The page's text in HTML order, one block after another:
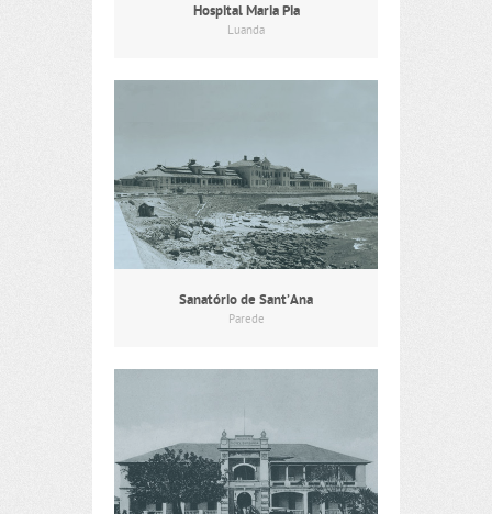
Hospital Maria Pia
Luanda
Sanatório de Sant’Ana
Parede